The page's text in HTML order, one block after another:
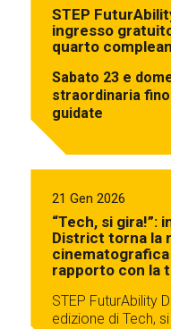
STEP
ingresso
quarto
Sabato 23 e
straordinaria
guidate
21 Gen 2026
“Tech, si gira!”:
District torna la
rapporto con la
STEP FuturAbility
edizione di Tech,